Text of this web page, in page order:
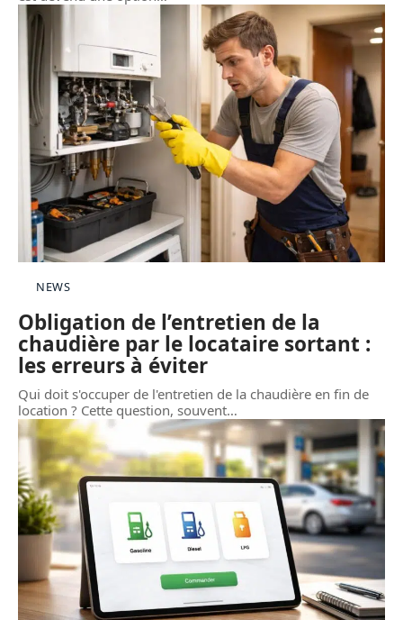
NEWS
Obligation de l’entretien de la
chaudière par le locataire sortant :
les erreurs à éviter
Qui doit s'occuper de l'entretien de la chaudière en fin de
location ? Cette question, souvent…